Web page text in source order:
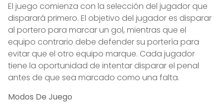
El juego comienza con la selección del jugador que
disparará primero. El objetivo del jugador es disparar
al portero para marcar un gol, mientras que el
equipo contrario debe defender su portería para
evitar que el otro equipo marque. Cada jugador
tiene la oportunidad de intentar disparar el penal
antes de que sea marcado como una falta.
Modos De Juego